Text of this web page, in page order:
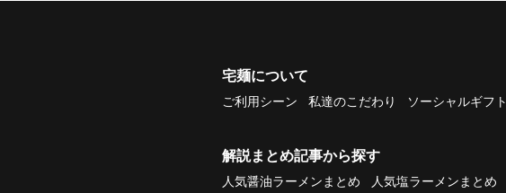
宅麺について
ご利用シーン 私達のこだわり ソーシャルギフト
解説まとめ記事から探す
人気醤油ラーメンまとめ 人気塩ラーメンまとめ